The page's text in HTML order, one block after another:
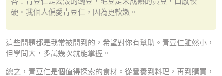
硬。我個人偏愛青豆仁，因為更軟嫩。
這些問題都是我常被問到的，希望對你有幫助。青豆仁雖然小，
但學問大，多試幾次就能掌握。
總之，青豆仁是個值得探索的食材。從營養到料理，再到購買，